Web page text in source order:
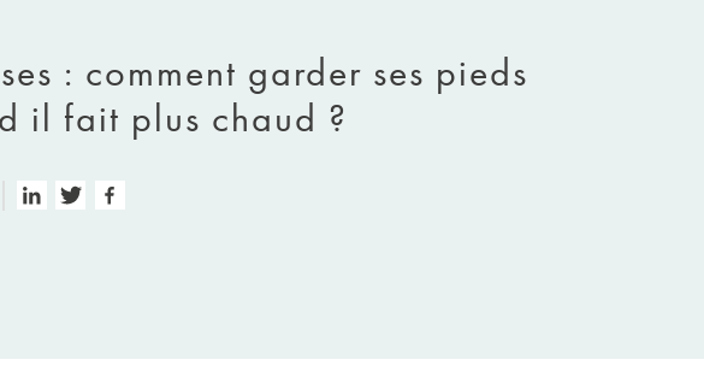
: comment garder ses pieds
il fait plus chaud ?